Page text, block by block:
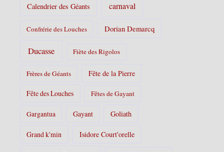
Calendrier des Géants carnaval
Confrérie des Louches Dorian Demarcq
Ducasse Fiète des Rigolos
Frères de Géants Fête de la Pierre
Fête des Louches Fêtes de Gayant
Gargantua Gayant Goliath
Grand k'min Isidore Court'orelle